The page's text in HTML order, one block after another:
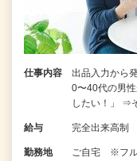
仕事内容
出品入力から
0〜40代の男
したい！」 ⇒
給与 完全出来高制
勤務地 ご自宅 ※フル